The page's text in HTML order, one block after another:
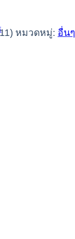
หมวดหมู่: อื่นๆ